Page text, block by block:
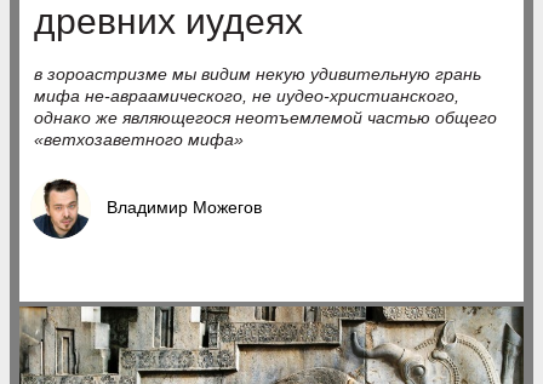
древних иудеях
в зороастризме мы видим некую удивительную грань
мифа не-авраамического, не иудео-христианского,
однако же являющегося неотъемлемой частью общего
«ветхозаветного мифа»
Владимир Можегов